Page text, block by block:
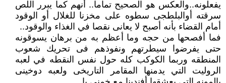
يفعلونه..والعكس هو الصحيح تماما.. أنهم كما يبرر اللص
سرقته أوالبلطجى سطوه على مخزنا للغلال أو الوقود
أمام القضاء بأنه أصبح لا يعانى نقصا في الغذاء والوقود..
فما أفصحها من حجه وما أعظم به من برهان يسوقونه
حتى يفرضوا سيطرتهم ونفوذهم فى تحريك شعوب
المنطقه وربما الكوكب كله حول نفس النقطه في لعبه
الروليت التي يدمنها المقامر التاريخى ولعبه دوخينى